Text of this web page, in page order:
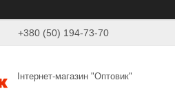
+380 (50) 194-73-70
Інтернет-магазин "Оптовик"